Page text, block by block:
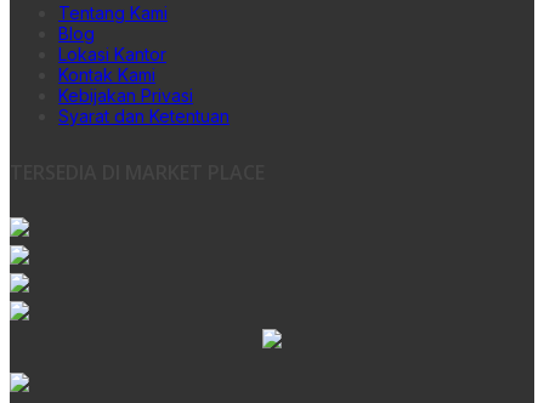
Tentang Kami
Blog
Lokasi Kantor
Kontak Kami
Kebijakan Privasi
Syarat dan Ketentuan